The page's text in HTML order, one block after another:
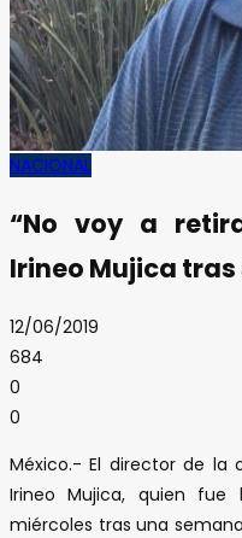
NACIONAL
“No voy a
Irineo Mujica
12/06/2019
684
0
0
México.- El director de la
Irineo Mujica, quien fue
miércoles tras una